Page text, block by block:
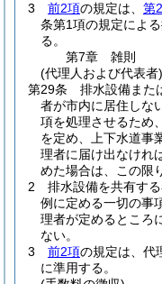
3
前2項の規定は、 第
条第1項の規定によ
る。
第7章
雑則
(代理人および代表者)
第29条
排水設備また
者が市内に居住しな
項を処理させるため
を定め、上下水道事
理者に届け出なけれ
めた場合は、この限
2
排水設備を共有す
例に定める一切の事
理者が定めるところ
ない。
3
前2項の規定は、代
に準用する。